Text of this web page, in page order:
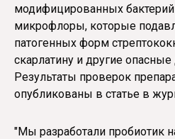
модифицированных
микрофлоры, которые
патогенных форм
скарлатину и другие
Результаты проверок
опубликованы в статье в
"Мы разработали пробиотик